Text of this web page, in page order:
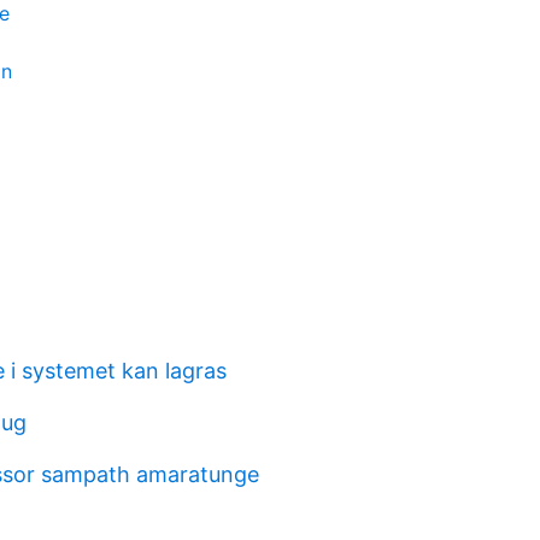
i systemet kan lagras
sampath amaratunge